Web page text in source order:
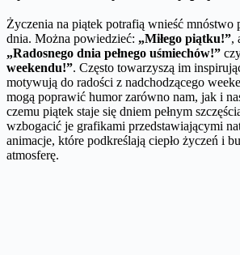
Życzenia na piątek potrafią wnieść
dnia. Można powiedzieć: „Miłego piątku!”,
„Radosnego dnia pełnego uśmiechów!”
weekendu!”. Często towarzyszą im
motywują do radości z nadchodzącego
mogą poprawić humor zarówno nam, jak i
czemu piątek staje się dniem pełnym
wzbogacić je grafikami przedstawiającymi
animacje, które podkreślają ciepło życzeń i
atmosferę.